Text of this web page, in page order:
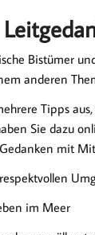
Bistümer
anderen
Tipps
Sie dazu
mit
im Meer